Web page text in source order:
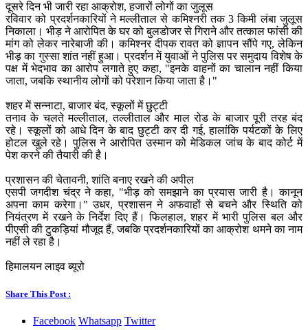
दूसरे दिन भी जारी रहा आक्रोश, हजारों लोगों का जुलूस
रविवार को प्रदर्शनकारियों ने मल्लीताल से कमिश्नरी तक 3 किमी लंबा जुलूस
निकाला। भीड़ ने आरोपित के घर को बुलडोजर से गिराने और तत्काल फांसी की
मांग को लेकर नारेबाजी की। कमिश्नर दीपक रावत को ज्ञापन सौंपे गए, लेकिन
भीड़ का गुस्सा शांत नहीं हुआ। प्रदर्शन में युवाओं ने पुलिस पर समुदाय विशेष के
पक्ष में भेदभाव का आरोप लगाते हुए कहा, "इनके वाहनों का चालान नहीं किया
जाता, जबकि स्थानीय लोगों को परेशान किया जाता है।"
शहर में सन्नाटा, बाजार बंद, स्कूलों में छुट्टी
तनाव के चलते मल्लीताल, तल्लीताल और माल रोड के बाजार पूरी तरह बंद
रहे। स्कूलों को आधे दिन के बाद छुट्टी कर दी गई, हालांकि पर्यटकों के लिए
होटल खुले रहे। पुलिस ने आरोपित उस्मान को मेडिकल जांच के बाद कोर्ट में
पेश करने की तैयारी की है।
प्रशासन की चेतावनी, शांति बनाए रखने की अपील
एसपी जगदीश चंद्र ने कहा, "भीड़ को समझाने का प्रयास जारी है। कानून
अपना काम करेगा।" उधर, प्रशासन ने अफवाहों से बचने और स्थिति को
नियंत्रण में रखने के निर्देश दिए हैं। फिलहाल, शहर में भारी पुलिस बल और
पीएसी की टुकड़ियां मौजूद हैं, जबकि प्रदर्शनकारियों का आक्रोश थमने का नाम
नहीं ले रहा है।
हिमालयन लाइव ब्यूरो
Share This Post :
Facebook Whatsapp Twitter